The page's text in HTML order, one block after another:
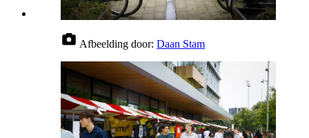
Afbeelding door: Daan Stam